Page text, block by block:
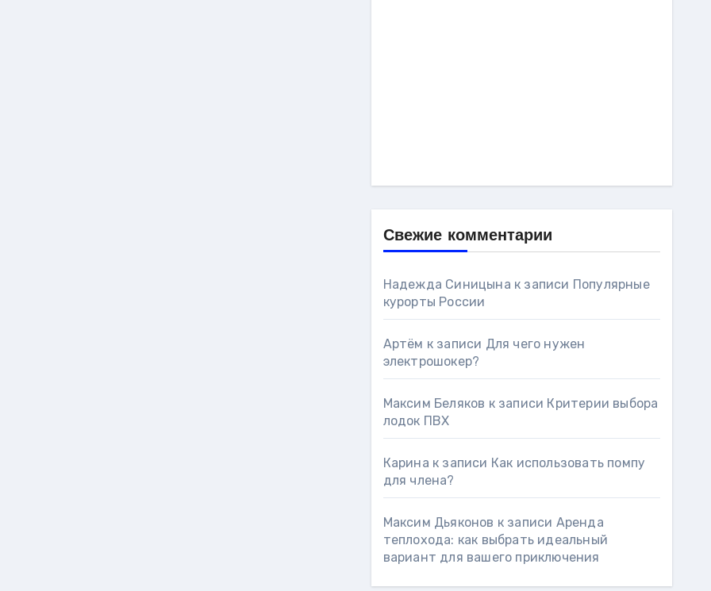
Свежие комментарии
Надежда Синицына к записи Популярные
курорты России
Артём к записи Для чего нужен
электрошокер?
Максим Беляков к записи Критерии выбора
лодок ПВХ
Карина к записи Как использовать помпу
для члена?
Максим Дьяконов к записи Аренда
теплохода: как выбрать идеальный
вариант для вашего приключения